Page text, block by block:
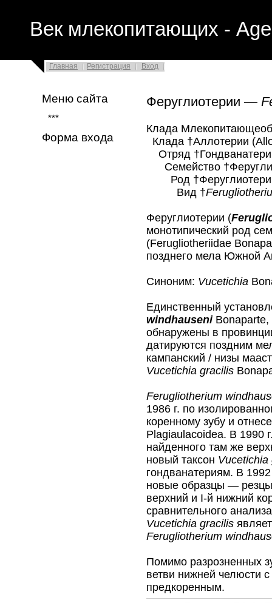
Век млекопитающих -
Главная Регистрация Вход
Меню сайта
***
Форма входа
Феруглиотерии —
Клада
Клада †Аллотерии
Отряд
Семейство
Род
Вид †
Феруглиотерии (
монотипический род
(Ferugliotheriidae
позднего мела Южной
Синоним: Vucetichia
Единственный
windhauseniBonaparte,
обнаружены в
датируются поздним
кампанский / низы
Vucetichia gracilis
Ferugliotherium
1986 г. по
коренному зубу и
Plagiaulacoidea. В 1990
найденного там же
новый таксон Vucetichia
гондванатериям. В
новые образцы —
верхний и I-й нижний
сравнительного
Vucetichia gracilis
Ferugliotherium
Помимо разрозненных
ветви нижней челюсти
предкоренным.